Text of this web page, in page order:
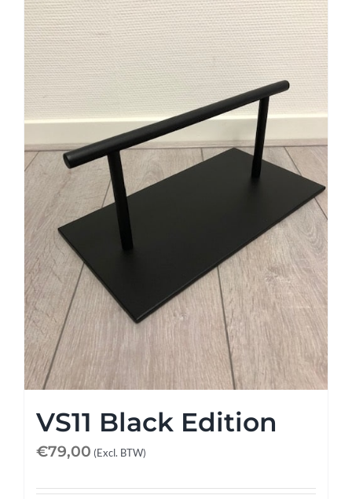
Accessoires
Magazijnsale
Buitenkansjes
Afspraak maken
Contact
VS11 Black Edition
€79,00 (Excl. BTW)